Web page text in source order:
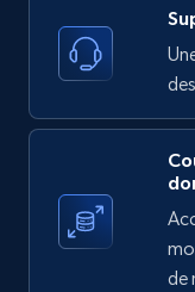
X (formerly
ID, User
posted, Photos,
10.3K+
de